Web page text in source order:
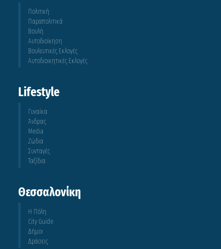
Πολιτική
Παραπολιτικά
Βουλή
Αυτοδιοίκηση
Βουλευτικές Εκλογές
Αυτοδιοικητικές Εκλογές
Lifestyle
Γυναίκα
Άνδρας
Media
Ζώδια
Συνταγές
Ταξίδια
Θεσσαλονίκη
Η Πόλη
City Guide
Δήμοι
Δράσεις